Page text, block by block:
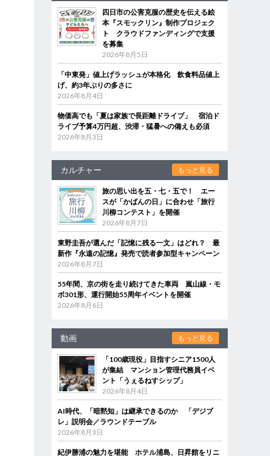
四日市の公害克服の歴史を伝える絵
本『スモックリン』制作プロジェク
ト クラウドファンディングで支援
を募集
2026年8月5日
「中東発」値上げラッシュが本格化 飲食料品値上
げ、約3年ぶりの多さに
2026年8月4日
物価高でも「夏は家族で長距離ドライブ」 宿泊ド
ライブ予算4万円超、渋滞・猛暑への備えも必須
2026年8月3日
カルチャー もっと見る
旅の思い出を五・七・五で！ エー
スが「かばんの日」に合わせ「旅行
川柳コンテスト」を開催
2026年8月7日
東野圭吾が選んだ「記憶に残る一文」はどれ？ 最
新作『永遠の記憶』発売で読者参加型キャンペーン
2026年8月7日
55年間、京の街を走り続けてきた車両 嵐山線・モ
ボ301形、運行開始55周年イベントを開催
2026年8月6日
動画 もっと見る
「100歳現役」目指すシニア1500人
が集結 マンション管理代務員イベ
ント「うぇるねすシップ」
2026年8月4日
AI時代、「暗黙知」は継承できるのか 「デジブ
レ」説明会／ラウンドテーブル
2026年8月3日
紀伊勝浦の魅力を堪能 ホテル浦島、日昇館をリニ